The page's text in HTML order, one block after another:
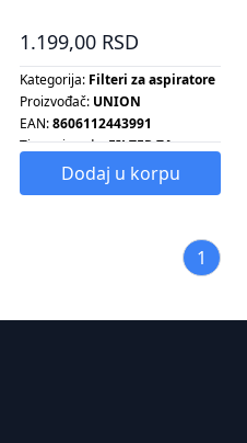
1.199,00 RSD
Kategorija: Filteri za aspiratore
Proizvođač: UNION
EAN:8606112443991
Tip proizvoda:FILTER ZA
ASPIRATORDodaj u korpu
1